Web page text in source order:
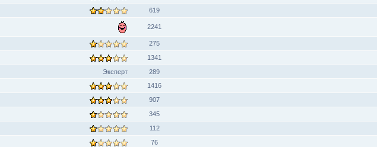
619
2241
275
1341
Эксперт
289
1416
907
345
112
76